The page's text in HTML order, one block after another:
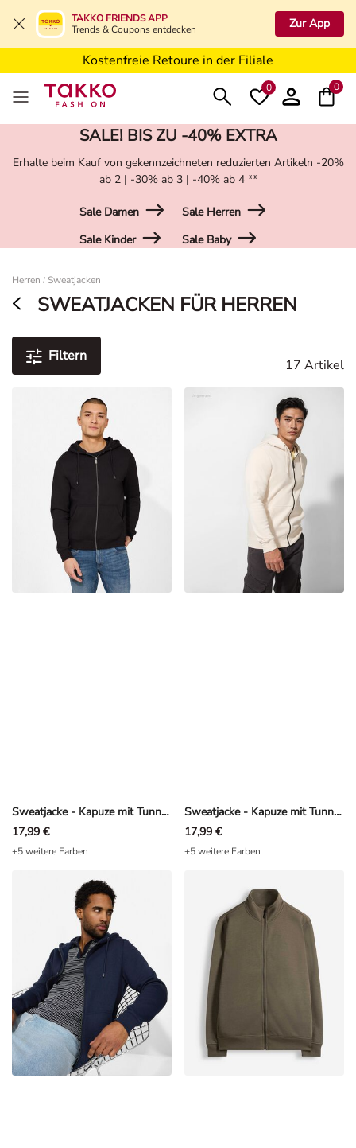
TAKKO FRIENDS APP
Trends & Coupons entdecken
Zur App
Kostenfreie Lieferung ab 19,99€ in Deine Filiale
Kostenfreie Retoure in der Filiale
5€ Gutschein nach Registrierung*
0 0
SALE! BIS ZU -40% EXTRA
Erhalte beim Kauf von gekennzeichneten reduzierten Artikeln -20%
ab 2 | -30% ab 3 | -40% ab 4 **
Sale Damen
Sale Herren
Sale Kinder
Sale Baby
Herren / Sweatjacken
SWEATJACKEN FÜR HERREN
Filtern
17 Artikel
Sweatjacke - Kapuze mit Tunnelzug - Schwarz
17,99 €
+5 weitere Farben
Sweatjacke - Kapuze mit Tunnelzug - Beige
17,99 €
+5 weitere Farben